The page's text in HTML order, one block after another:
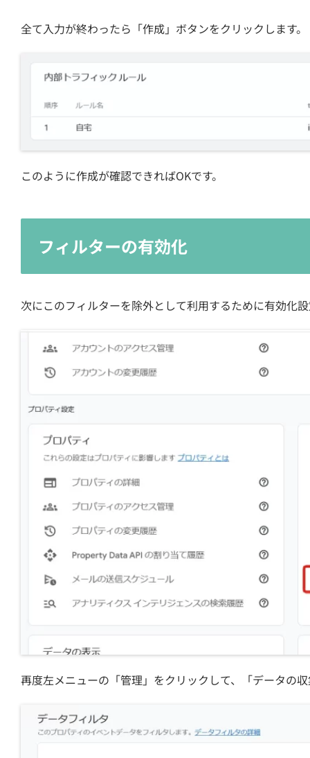
全て入力が終わったら「作成」ボタンをクリックします。
このように作成が確認できればOKです。
フィルターの有効化
次にこのフィルターを除外として利用するために有効化
再度左メニューの「管理」をクリックして、「データの